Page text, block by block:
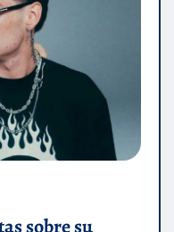
sobre su